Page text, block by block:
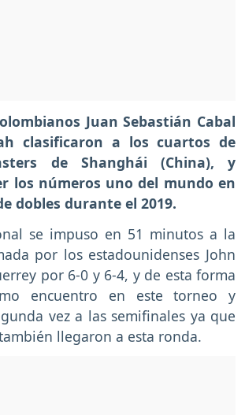
Juan Sebastián Cabal
clasificaron a los cuartos de
de Shanghái (China), y
los números uno del mundo en
dobles durante el 2019.
se impuso en 51 minutos a la
por los estadounidenses John
por 6-0 y 6-4, y de esta forma
encuentro en este torneo y
vez a las semifinales ya que
llegaron a esta ronda.